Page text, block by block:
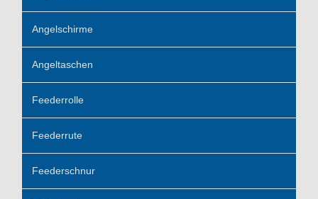
Angelschirme
Angeltaschen
Feederrolle
Feederrute
Feederschnur